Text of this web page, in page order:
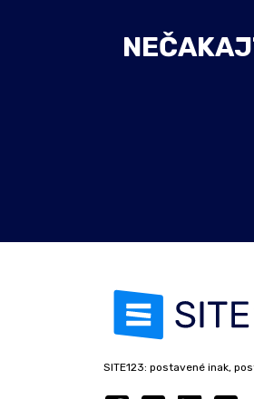
SITE123: postavené inak,